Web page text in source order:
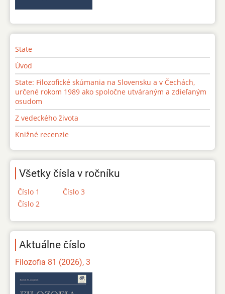
State
Úvod
State: Filozofické skúmania na Slovensku a v Čechách,
určené rokom 1989 ako spoločne utváraným a zdieľaným
osudom
Z vedeckého života
Knižné recenzie
Všetky čísla v ročníku
Číslo 1
Číslo 2
Číslo 3
Aktuálne číslo
Filozofia 81 (2026), 3